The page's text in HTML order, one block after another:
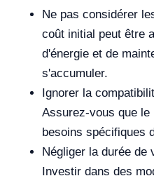
Ne pas considérer
coût initial peut être
d'énergie et de
s'accumuler.
Ignorer la
Assurez-vous que le
besoins spécifiques
Négliger la durée de
Investir dans des